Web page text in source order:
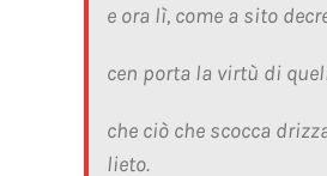
e ora lì, come a sito
cen porta la virtù di
che ciò che scocca
lieto.